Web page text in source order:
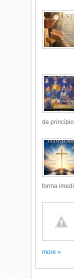
de
forma
more »